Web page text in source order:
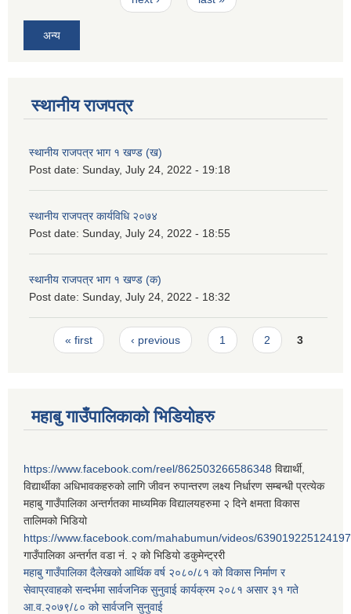
अन्य
स्थानीय राजपत्र
स्थानीय राजपत्र भाग १ खण्ड (ख)
Post date: Sunday, July 24, 2022 - 19:18
स्थानीय राजपत्र कार्यविधि २०७४
Post date: Sunday, July 24, 2022 - 18:55
स्थानीय राजपत्र भाग १ खण्ड (क)
Post date: Sunday, July 24, 2022 - 18:32
Pages
« first ‹ previous 1 2 3
महाबु गाउँपालिकाको भिडियोहरु
https://www.facebook.com/reel/862503266586348 विद्यार्थी,
विद्यार्थीका अधिभावकहरुको लागि जीवन रुपान्तरण लक्ष्य निर्धारण सम्बन्धी प्रत्येक
महाबु गाउँपालिका अन्तर्गतका माध्यमिक विद्यालयहरुमा २ दिने क्षमता विकास
तालिमको भिडियो
https://www.facebook.com/mahabumun/videos/639019225124197
गाउँपालिका अन्तर्गत वडा नं. २ को भिडियो डकुमेन्ट्ररी
महाबु गाउँपालिका दैलेखको आर्थिक वर्ष २०८०/८१ को विकास निर्माण र
सेवाप्रवाहको सन्दर्भमा सार्वजनिक सुनुवाई कार्यक्रम २०८१ असार ३१ गते
आ.व.२०७९/८० को सार्वजनि सुनुवाई